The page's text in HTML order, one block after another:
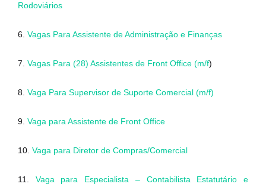
Rodoviários
6. Vagas Para Assistente de Administração e Finanças
7. Vagas Para (28) Assistentes de Front Office (m/f)
8. Vaga Para Supervisor de Suporte Comercial (m/f)
9. Vaga para Assistente de Front Office
10. Vaga para Diretor de Compras/Comercial
11. Vaga para Especialista – Contabilista Estatutário e